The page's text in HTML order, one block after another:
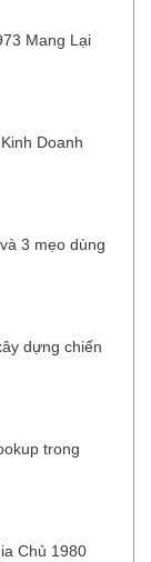
Mang Lại
Doanh
3 mẹo dùng
dựng chiến
trong
Chủ 1980